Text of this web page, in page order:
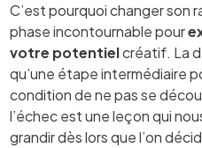
C’est pourquoi changer son
phase incontournable pour
votre potentielcréatif. La
qu’une étape intermédiaire
condition de ne pas se
l’échec est une leçon qui
grandir dès lors que l’on